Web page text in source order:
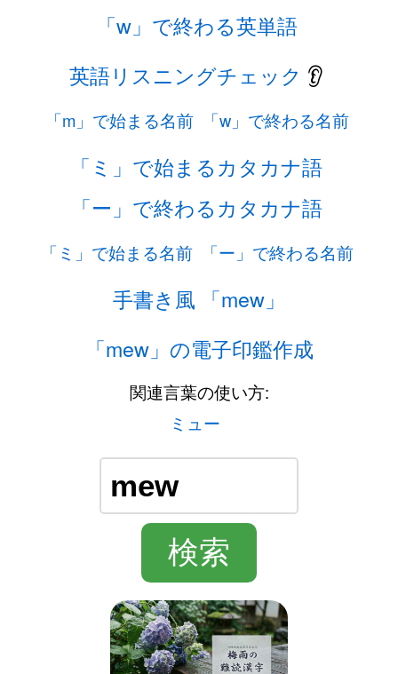
「w」で終わる英単語
英語リスニングチェック 👂
「m」で始まる名前 「w」で終わる名前
「ミ」で始まるカタカナ語
「ー」で終わるカタカナ語
「ミ」で始まる名前 「ー」で終わる名前
手書き風 「mew」
「mew」の電子印鑑作成
関連言葉の使い方:
ミュー